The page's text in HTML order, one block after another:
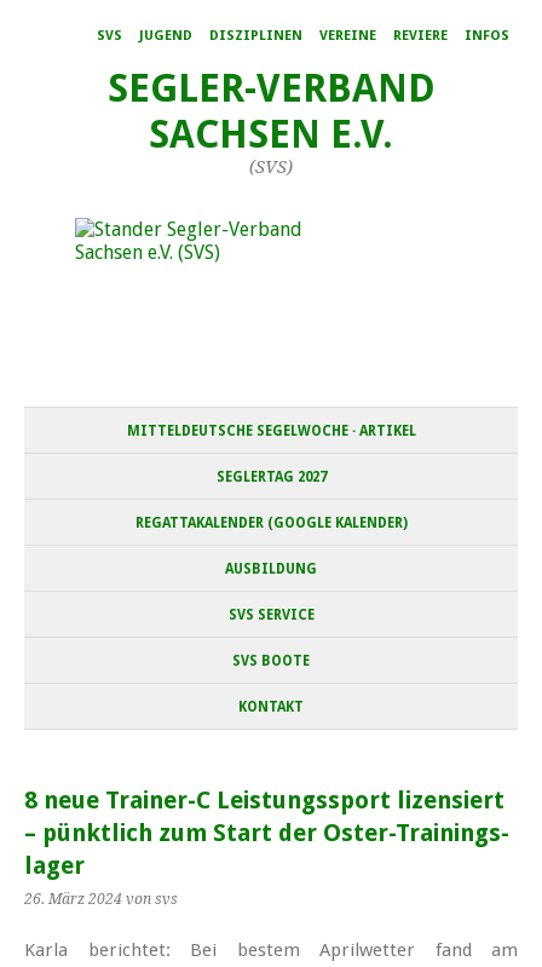
SVS JUGEND DISZIPLINEN VEREINE REVIERE INFOS
SEGLER-VERBAND
SACHSEN E.V.
(SVS)
MITTELDEUTSCHE SEGELWOCHE · ARTIKEL
SEGLERTAG 2027
REGATTAKALENDER (GOOGLE KALENDER)
AUSBILDUNG
SVS SERVICE
SVS BOOTE
KONTAKT
8 neue Trai­ner-C Leis­tungs­sport li­zen­siert
– pünkt­lich zum Start der Os­ter-Trai­nings­
la­ger
26. März 2024 von svs
Kar­la be­rich­tet: Bei bes­tem April­wet­ter fand am